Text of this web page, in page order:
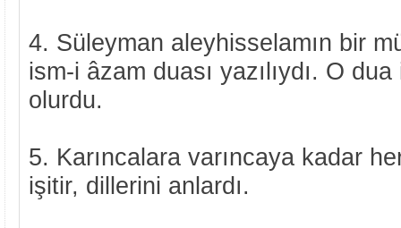
4. Süleyman aleyhisselamın bir
ism-i âzam duası yazılıydı. O
olurdu.
5. Karıncalara varıncaya kadar
işitir, dillerini anlardı.